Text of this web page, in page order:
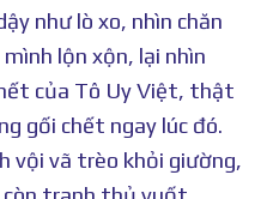
như lò xo, nhìn chăn
lộn xộn, lại nhìn
của Tô Uy Việt, thật
gối chết ngay lúc đó.
vội vã trèo khỏi giường,